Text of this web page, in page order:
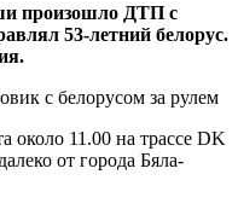
произошло ДТП с
53-летний белорус.
около 11.00 на трассе DK
от города Бяла-